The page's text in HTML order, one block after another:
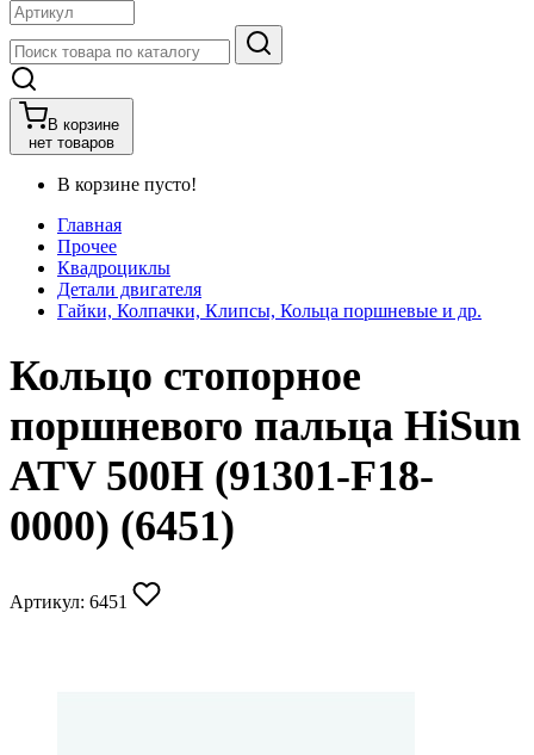
В корзине
нет товаров
В корзине пусто!
Главная
Прочее
Квадроциклы
Детали двигателя
Гайки, Колпачки, Клипсы, Кольца поршневые и др.
Кольцо стопорное
поршневого пальца HiSun
ATV 500H (91301-F18-
0000) (6451)
Артикул: 6451